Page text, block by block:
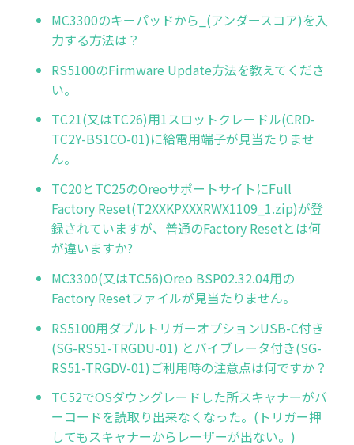
MC3300のキーパッドから_(アンダースコア)を入
力する方法は？
RS5100のFirmware Update方法を教えてくださ
い。
TC21(又はTC26)用1スロットクレードル(CRD-
TC2Y-BS1CO-01)に給電用端子が見当たりませ
ん。
TC20とTC25のOreoサポートサイトにFull
Factory Reset(T2XXKPXXXRWX1109_1.zip)が登
録されていますが、普通のFactory Resetとは何
が違いますか?
MC3300(又はTC56)Oreo BSP02.32.04用の
Factory Resetファイルが見当たりません。
RS5100用ダブルトリガーオプションUSB-C付き
(SG-RS51-TRGDU-01) とバイブレータ付き(SG-
RS51-TRGDV-01)ご利用時の注意点は何ですか？
TC52でOSダウングレードした所スキャナーがバ
ーコードを読取り出来なくなった。(トリガー押
してもスキャナーからレーザーが出ない。)